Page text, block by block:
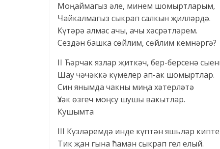
Моңаймагыз әле, минем шомыртларым,
Чайкалмагыз сыкрап салкын җилләрдә.
Күтәрә алмас ачы, ачы хәсрәтләрем.
Сездән башка сөйлим, сөйлим кемнәргә?
II Ћәрчак язлар җиткәч, бер-берсенә
Шау чәчәккә күмелер ап-ак шомыртлар.
Син янымда чакны миңа хәтерләтә
Үзәк өзгеч моңсу шушы вакытлар.
Кушымта
III Күзләремдә инде күптән яшьләр
Тик җан гына ћаман сыкрап гел елый.